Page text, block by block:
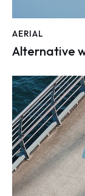
AERIAL
Alternative